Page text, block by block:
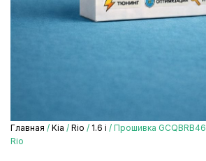
Главная / Kia / Rio / 1.6 i / Прошивка
Rio